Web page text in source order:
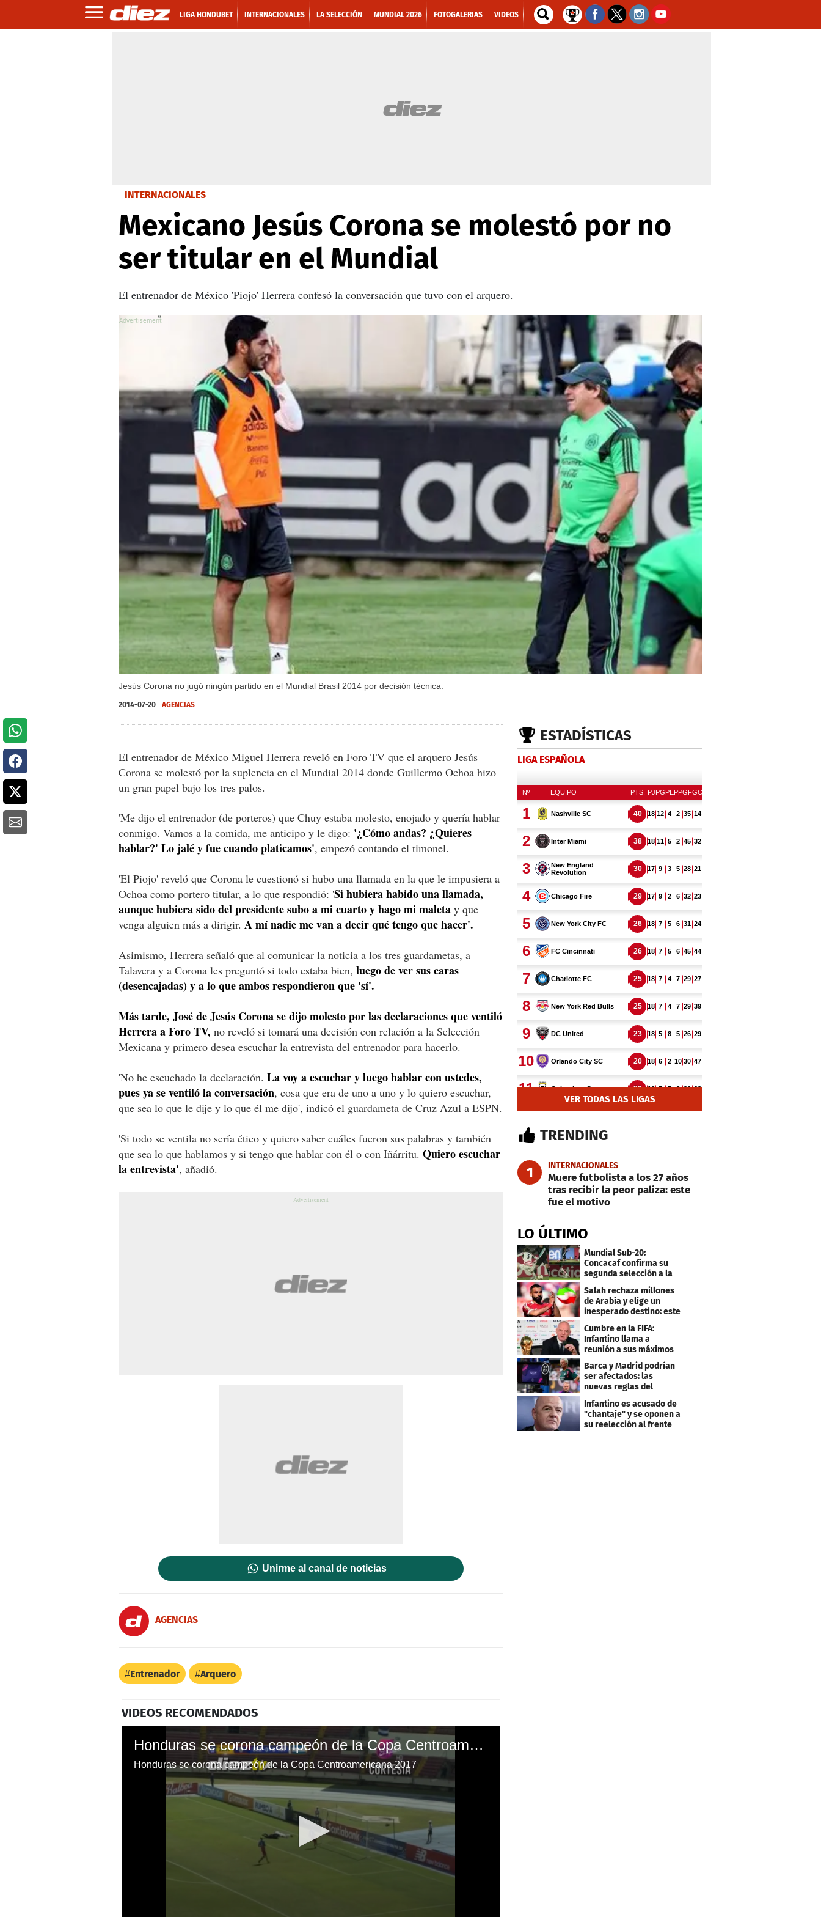
LIGA HONDUBET INTERNACIONALES LA SELECCIÓN MUNDIAL 2026 FOTOGALERIAS VIDEOS
INTERNACIONALES
Mexicano Jesús Corona se molestó por no
ser titular en el Mundial
El entrenador de México 'Piojo' Herrera confesó la conversación que tuvo con el arquero.
Jesús Corona no jugó ningún partido en el Mundial Brasil 2014 por decisión técnica.
X
2014-07-20 AGENCIAS
El entrenador de México Miguel Herrera reveló en Foro TV que el arquero Jesús
Corona se molestó por la suplencia en el Mundial 2014 donde Guillermo Ochoa hizo
un gran papel bajo los tres palos.
'Me dijo el entrenador (de porteros) que Chuy estaba molesto, enojado y quería hablar
conmigo. Vamos a la comida, me anticipo y le digo: '¿Cómo andas? ¿Quieres
hablar?' Lo jalé y fue cuando platicamos', empezó contando el timonel.
'El Piojo' reveló que Corona le cuestionó si hubo una llamada en la que le impusiera a
Ochoa como portero titular, a lo que respondió: 'Si hubiera habido una llamada,
aunque hubiera sido del presidente subo a mi cuarto y hago mi maleta y que
venga alguien más a dirigir. A mí nadie me van a decir qué tengo que hacer'.
Asimismo, Herrera señaló que al comunicar la noticia a los tres guardametas, a
Talavera y a Corona les preguntó si todo estaba bien, luego de ver sus caras
(desencajadas) y a lo que ambos respondieron que 'sí'.
Más tarde, José de Jesús Corona se dijo molesto por las declaraciones que ventiló
Herrera a Foro TV, no reveló si tomará una decisión con relación a la Selección
Mexicana y primero desea escuchar la entrevista del entrenador para hacerlo.
'No he escuchado la declaración. La voy a escuchar y luego hablar con ustedes,
pues ya se ventiló la conversación, cosa que era de uno a uno y lo quiero escuchar,
que sea lo que le dije y lo que él me dijo', indicó el guardameta de Cruz Azul a ESPN.
'Si todo se ventila no sería ético y quiero saber cuáles fueron sus palabras y también
que sea lo que hablamos y si tengo que hablar con él o con Iñárritu. Quiero escuchar
la entrevista', añadió.
Unirme al canal de noticias
AGENCIAS
Entrenador Arquero
VIDEOS RECOMENDADOS
Honduras se corona campeón de la Copa Centroamericana 2017
Honduras se corona campeón de la Copa Centroamericana 2017
ESTADÍSTICAS
LIGA ESPAÑOLA
VER TODAS LAS LIGAS
TRENDING
1 INTERNACIONALES
Muere futbolista a los 27 años
tras recibir la peor paliza: este
fue el motivo
LO ÚLTIMO
Mundial Sub-20:
Concacaf confirma su
segunda selección a la
Copa del Mundo 2027
Salah rechaza millones
de Arabia y elige un
inesperado destino: este
será su club
Cumbre en la FIFA:
Infantino llama a
reunión a sus máximos
Barca y Madrid podrían
ser afectados: las
nuevas reglas del
arbitraje en LaLiga
Infantino es acusado de
"chantaje" y se oponen a
su reelección al frente